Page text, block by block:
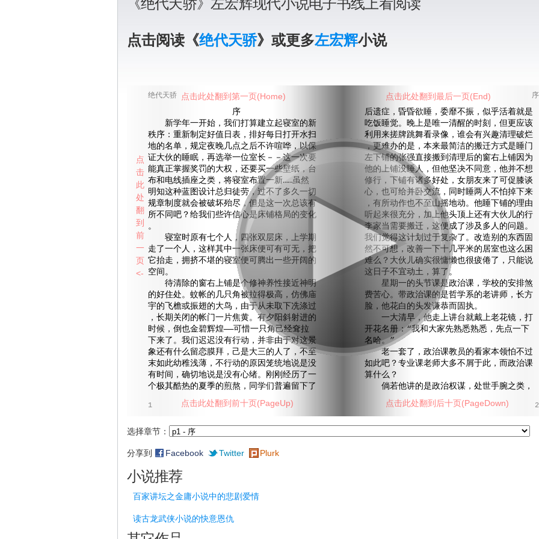
《绝代天骄》左宏辉现代小说电子书线上看阅读
点击阅读《绝代天骄》或更多左宏辉小说
绝代天骄 序
序
新学年一开始，我们打算建立起寝室的新
秩序：重新制定好值日表，排好每日打开水扫
地的名单，规定夜晚几点之后不许喧哗，以保
证大伙的睡眠，再选举一位室长－－这一次要
能真正掌握奖罚的大权，还要买一些壁纸，台
布和电线插座之类，将寝室布置一新……虽然
明知这种蓝图设计总归徒劳，过不了多久一切
规章制度就会被破坏殆尽，但是这一次总该有
所不同吧？给我们些许信心是床铺格局的变化
。
寝室时原有七个人，四张双层床，上学期
走了一个人，这样其中一张床便可有可无，把
它抬走，拥挤不堪的寝室便可腾出一些开阔的
空间。
待清除的窗右上铺是个修神养性接近神明
的好住处。蚊帐的几只角被拉得极高，仿佛庙
宇的飞檐或振翅的大鸟，由于从未取下冼涤过
，长期关闭的帐门一片焦黄。有夕阳斜射进的
时候，倒也金碧辉煌——可惜一只角己经耷拉
下来了。我们迟迟没有行动，并非由于对这景
象还有什么留恋膜拜，己是大三的人了，不至
末如此幼稚浅薄，不行动的原因笼统地说是没
有时间，确切地说是没有心绪。刚刚经历了一
个极其酷热的夏季的煎熬，同学们普遍留下了
后遗症，昏昏欲睡，委靡不振，似乎活着就是
吃饭睡觉。晚上是唯一清醒的时刻，但更应该
利用来搓牌跳舞看录像，谁会有兴趣清理破烂
，更难办的是，本来最简洁的搬迁方式是睡门
左下铺的张强直接搬到清理后的窗右上铺因为
他的上铺没睡人，但他坚决不同意，他并不想
修行，下铺有诸多好处，女朋友来了可促膝谈
心，也可给并卧交流，同时睡两人不怕掉下来
，有所动作也不至山摇地动。他睡下铺的理由
听起来很充分，加上他头顶上还有大伙儿的行
李家当需要搬迁，这便成了涉及多人的问题。
我们觉得这计划过于复杂了。改造别的东西固
然不可想，改善一下十几平米的居室也这么困
难么？大伙儿确实很慵懒也很疲倦了，只能说
这日子不宜动土，算了。
星期一的头节课是政治课，学校的安排煞
费苦心。带政治课的是哲学系的老讲师，长方
脸，他花白的头发谦恭而固执。
一大清早，他走上讲台就戴上老花镜，打
开花名册：“我和大家先熟悉熟悉，先点一下
名哈。”
老一套了，政治课教员的看家本领怕不过
如此吧？专业课老师大多不屑于此，而政治课
算什么？
倘若他讲的是政治权谋，处世手腕之类，
1 2
选择章节：
分享到 Facebook Twitter Plurk
点击此处翻到第一页(Home) 点击此处翻到最后一页(End)
点击此处翻到前十页(PageUp) 点击此处翻到后十页(PageDown)
点
击
此
处
翻
到
前
一
页
<-
小说推荐
百家讲坛之金庸小说中的悲剧爱情
读古龙武侠小说的快意恩仇